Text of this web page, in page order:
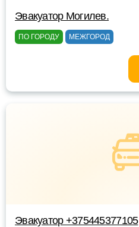
Эвакуатор Могилев.
ПО ГОРОДУ МЕЖГОРОД
Эвакуатор +375445377105